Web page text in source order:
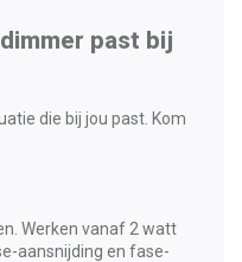
past bij
die bij jou past. Kom
Werken vanaf 2 watt
aansnijding en fase-